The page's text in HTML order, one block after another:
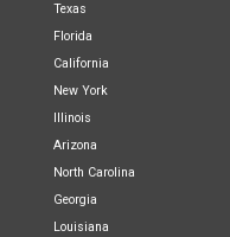
Texas
Florida
California
New York
Illinois
Arizona
North Carolina
Georgia
Louisiana